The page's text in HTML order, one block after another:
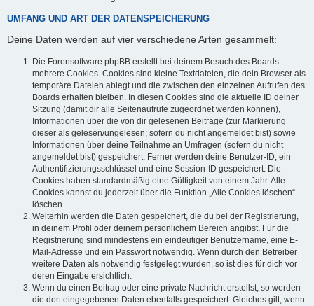
UMFANG UND ART DER DATENSPEICHERUNG
Deine Daten werden auf vier verschiedene Arten gesammelt:
Die Forensoftware phpBB erstellt bei deinem Besuch des Boards
mehrere Cookies. Cookies sind kleine Textdateien, die dein Browser als
temporäre Dateien ablegt und die zwischen den einzelnen Aufrufen des
Boards erhalten bleiben. In diesen Cookies sind die aktuelle ID deiner
Sitzung (damit dir alle Seitenaufrufe zugeordnet werden können),
Informationen über die von dir gelesenen Beiträge (zur Markierung
dieser als gelesen/ungelesen; sofern du nicht angemeldet bist) sowie
Informationen über deine Teilnahme an Umfragen (sofern du nicht
angemeldet bist) gespeichert. Ferner werden deine Benutzer-ID, ein
Authentifizierungsschlüssel und eine Session-ID gespeichert. Die
Cookies haben standardmäßig eine Gültigkeit von einem Jahr. Alle
Cookies kannst du jederzeit über die Funktion „Alle Cookies löschen“
löschen.
Weiterhin werden die Daten gespeichert, die du bei der Registrierung,
in deinem Profil oder deinem persönlichem Bereich angibst. Für die
Registrierung sind mindestens ein eindeutiger Benutzername, eine E-
Mail-Adresse und ein Passwort notwendig. Wenn durch den Betreiber
weitere Daten als notwendig festgelegt wurden, so ist dies für dich vor
deren Eingabe ersichtlich.
Wenn du einen Beitrag oder eine private Nachricht erstellst, so werden
die dort eingegebenen Daten ebenfalls gespeichert. Gleiches gilt, wenn